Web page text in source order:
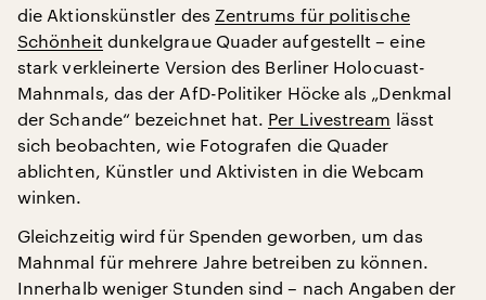
die Aktionskünstler des Zentrums für politische
Schönheit dunkelgraue Quader aufgestellt – eine
stark verkleinerte Version des Berliner Holocuast-
Mahnmals, das der AfD-Politiker Höcke als „Denkmal
der Schande“ bezeichnet hat. Per Livestream lässt
sich beobachten, wie Fotografen die Quader
ablichten, Künstler und Aktivisten in die Webcam
winken.
Gleichzeitig wird für Spenden geworben, um das
Mahnmal für mehrere Jahre betreiben zu können.
Innerhalb weniger Stunden sind – nach Angaben der